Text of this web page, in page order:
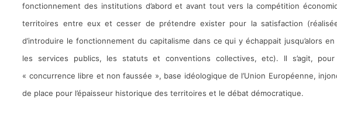
fonctionnement des institutions d’abord et avant tout vers la compétition
territoires entre eux et cesser de prétendre exister pour la satisfaction
d’introduire le fonctionnement du capitalisme dans ce qui y échappait jusqu’alors
les services publics, les statuts et conventions collectives, etc). Il s’agit,
« concurrence libre et non faussée », base idéologique de l’Union Européenne,
de place pour l’épaisseur historique des territoires et le débat démocratique.